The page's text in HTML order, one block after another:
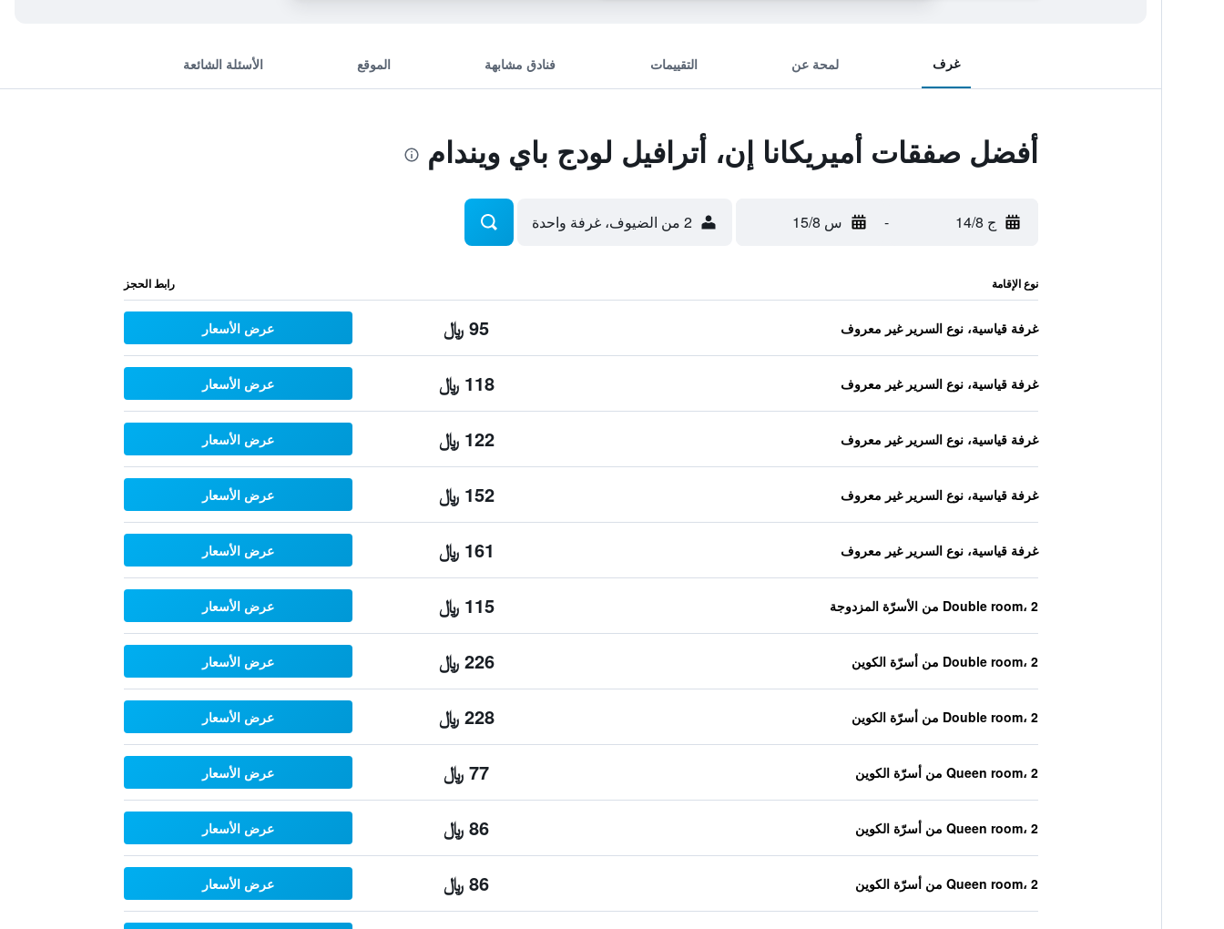
غرف لمحة عن التقييمات فنادق مشابهة الموقع الأسئلة الشائعة
أفضل صفقات أميريكانا إن، أترافيل لودج باي ويندام
ج 14/8 - س 15/8 2 من الضيوف، غرفة واحدة
نوع الإقامة رابط الحجز
غرفة قياسية، نوع السرير غير معروف 95 ﷼ عرض الأسعار
غرفة قياسية، نوع السرير غير معروف 118 ﷼ عرض الأسعار
غرفة قياسية، نوع السرير غير معروف 122 ﷼ عرض الأسعار
غرفة قياسية، نوع السرير غير معروف 152 ﷼ عرض الأسعار
غرفة قياسية، نوع السرير غير معروف 161 ﷼ عرض الأسعار
Double room، 2 من الأسرّة المزدوجة 115 ﷼ عرض الأسعار
Double room، 2 من أسرّة الكوين 226 ﷼ عرض الأسعار
Double room، 2 من أسرّة الكوين 228 ﷼ عرض الأسعار
Queen room، 2 من أسرّة الكوين 77 ﷼ عرض الأسعار
Queen room، 2 من أسرّة الكوين 86 ﷼ عرض الأسعار
Queen room، 2 من أسرّة الكوين 86 ﷼ عرض الأسعار